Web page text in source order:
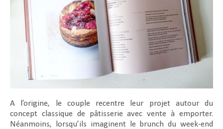
A l’origine, le couple recentre leur projet autour du
concept classique de pâtisserie avec vente à emporter.
Néanmoins, lorsqu’ils imaginent le brunch du week-end